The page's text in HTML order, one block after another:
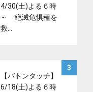
4/30(土)よる６時
～ 絶滅危惧種を
救…
3
【バトンタッチ】
6/18(土)よる６時